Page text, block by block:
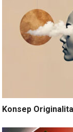
Konsep